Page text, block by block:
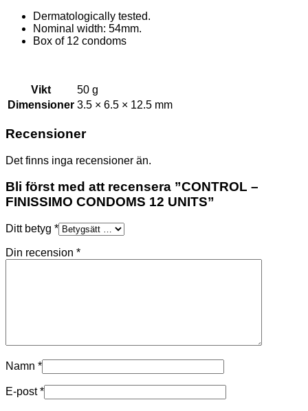
Dermatologically tested.
Nominal width: 54mm.
Box of 12 condoms
Vikt
50 g
Dimensioner 3.5 × 6.5 × 12.5 mm
Recensioner
Det finns inga recensioner än.
Bli först med att recensera ”CONTROL –
FINISSIMO CONDOMS 12 UNITS”
Ditt betyg *
Din recension *
Namn *
E-post*